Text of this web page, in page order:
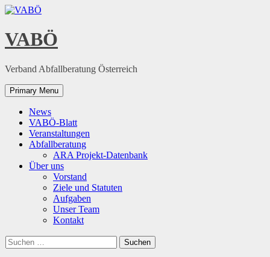
Skip
content
VABÖ
Verband Abfallberatung Österreich
Primary Menu
News
VABÖ-Blatt
Veranstaltungen
Abfallberatung
ARA Projekt-Datenbank
Über uns
Vorstand
Ziele und Statuten
Aufgaben
Unser Team
Kontakt
Suchen
nach: